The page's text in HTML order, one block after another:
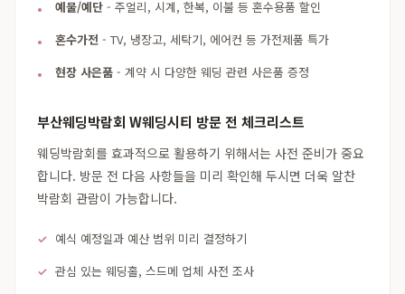
예물/예단 - 주얼리, 시계, 한복, 이불 등 혼수용품 할인
혼수가전 - TV, 냉장고, 세탁기, 에어컨 등 가전제품 특가
현장 사은품 - 계약 시 다양한 웨딩 관련 사은품 증정
부산웨딩박람회 W웨딩시티 방문 전 체크리스트
웨딩박람회를 효과적으로 활용하기 위해서는 사전 준비가 중요
합니다. 방문 전 다음 사항들을 미리 확인해 두시면 더욱 알찬
박람회 관람이 가능합니다.
예식 예정일과 예산 범위 미리 결정하기
관심 있는 웨딩홀, 스드메 업체 사전 조사